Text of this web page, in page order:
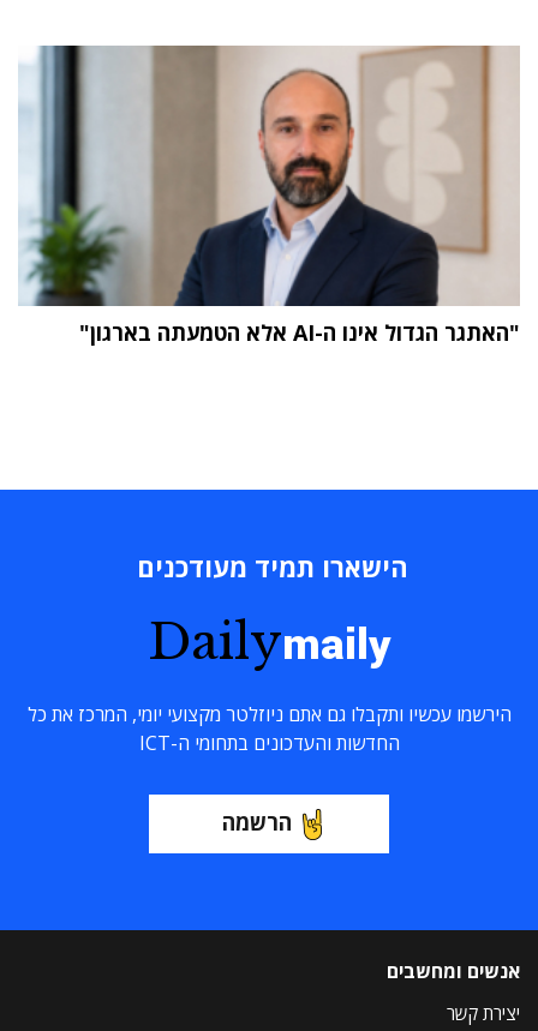
"האתגר הגדול אינו ה-AI אלא הטמעתה בארגון"
הישארו תמיד מעודכנים
Dailymaily
הירשמו עכשיו ותקבלו גם אתם ניוזלטר מקצועי יומי, המרכז את כל
החדשות והעדכונים בתחומי ה-ICT
הרשמה
אנשים ומחשבים
יצירת קשר